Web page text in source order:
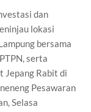
dan
lokasi
bersama
serta
Jepang Rabit di
Pesawaran
Selasa